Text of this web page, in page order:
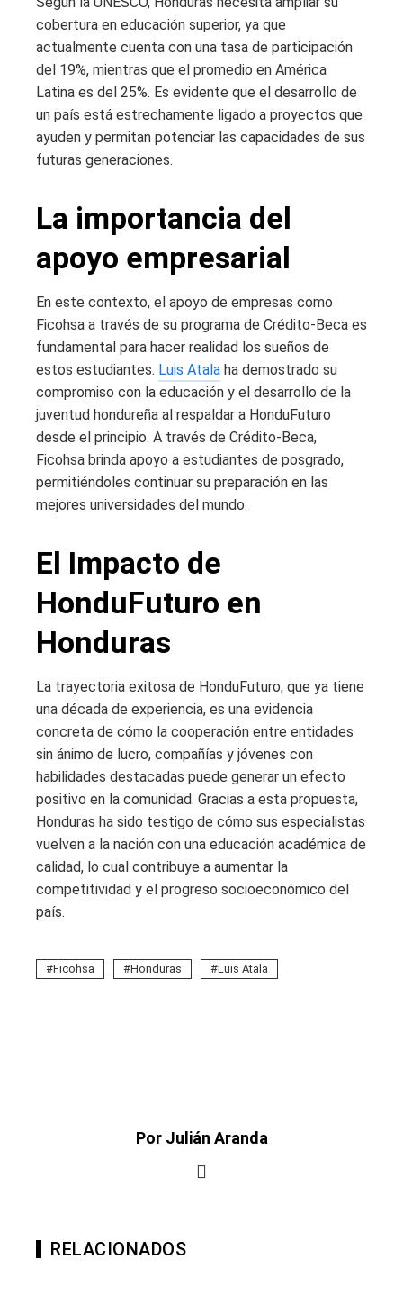
cobertura en educación superior, ya que
actualmente cuenta con una tasa de participación
del 19%, mientras que el promedio en América
Latina es del 25%. Es evidente que el desarrollo de
un país está estrechamente ligado a proyectos que
ayuden y permitan potenciar las capacidades de sus
futuras generaciones.
La importancia del
apoyo empresarial
En este contexto, el apoyo de empresas como
Ficohsa a través de su programa de Crédito-Beca es
fundamental para hacer realidad los sueños de
estos estudiantes. Luis Atala ha demostrado su
compromiso con la educación y el desarrollo de la
juventud hondureña al respaldar a HonduFuturo
desde el principio. A través de Crédito-Beca,
Ficohsa brinda apoyo a estudiantes de posgrado,
permitiéndoles continuar su preparación en las
mejores universidades del mundo.
El Impacto de
HonduFuturo en
Honduras
La trayectoria exitosa de HonduFuturo, que ya tiene
una década de experiencia, es una evidencia
concreta de cómo la cooperación entre entidades
sin ánimo de lucro, compañías y jóvenes con
habilidades destacadas puede generar un efecto
positivo en la comunidad. Gracias a esta propuesta,
Honduras ha sido testigo de cómo sus especialistas
vuelven a la nación con una educación académica de
calidad, lo cual contribuye a aumentar la
competitividad y el progreso socioeconómico del
país.
Ficohsa Honduras Luis Atala
Por Julián Aranda
RELACIONADOS